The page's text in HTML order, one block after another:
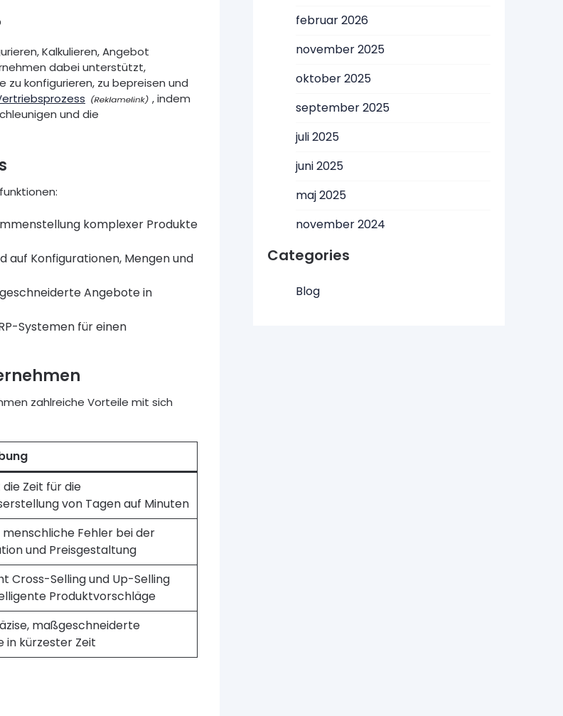
Kalkulieren, Angebot
dabei unterstützt,
zu konfigurieren, zu bepreisen und
, indem
und die
komplexer Produkte
auf Konfigurationen, Mengen und
Angebote in
Systemen für einen
zahlreiche Vorteile mit sich
die Zeit für die
von Tagen auf Minuten
Fehler bei der
und Preisgestaltung
Cross-Selling und Up-Selling
Produktvorschläge
maßgeschneiderte
in kürzester Zeit
februar 2026
november 2025
oktober 2025
september 2025
juli 2025
juni 2025
maj 2025
november 2024
Categories
Blog